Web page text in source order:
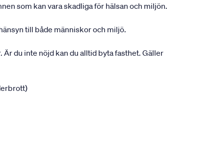
som kan vara skadliga för hälsan och miljön.
till både människor och miljö.
Är du inte nöjd kan du alltid byta fasthet. Gäller